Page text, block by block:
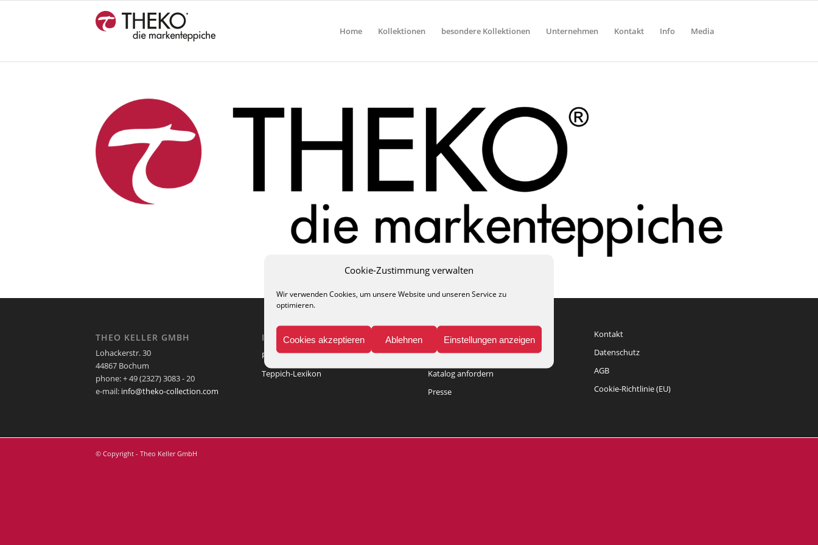
Cookie-Zustimmung verwalten
Wir verwenden Cookies, um unsere Website und unseren Service zu
optimieren.
Cookies akzeptieren Ablehnen Einstellungen anzeigen
Home Kollektionen besondere Kollektionen Unternehmen Kontakt Info Media
THEO KELLER GMBH
Lohackerstr. 30
44867 Bochum
phone: + 49 (2327) 3083 - 20
e-mail: info@theko-collection.com
INFO
Pflegehinweise
Teppich-Lexikon
MEDIA
Kataloge
Katalog anfordern
Presse
Kontakt
Datenschutz
AGB
Cookie-Richtlinie (EU)
© Copyright - Theo Keller GmbH